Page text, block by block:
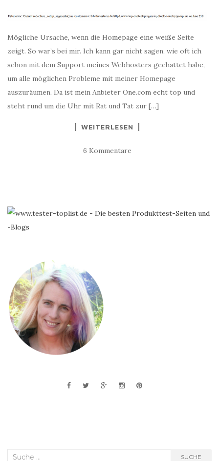
Mögliche Ursache, wenn die Homepage eine weiße Seite
zeigt. So war’s bei mir. Ich kann gar nicht sagen, wie oft ich
schon mit dem Support meines Webhosters gechattet habe,
um alle möglichen Probleme mit meiner Homepage
auszuräumen. Da ist mein Anbieter One.com echt top und
steht rund um die Uhr mit Rat und Tat zur […]
WEITERLESEN
6 Kommentare
Suche
SUCHE